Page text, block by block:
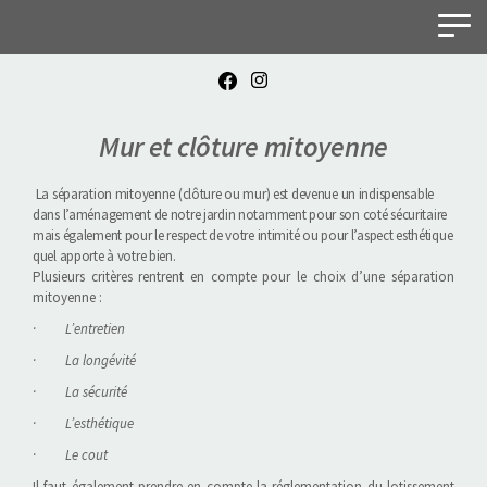
Mur et clôture mitoyenne
La séparation mitoyenne (clôture ou mur) est devenue un indispensable
dans l’aménagement de notre jardin notamment pour son coté sécuritaire
mais également pour le respect de votre intimité ou pour l’aspect esthétique
quel apporte à votre bien.
Plusieurs critères rentrent en compte pour le choix d’une séparation
mitoyenne :
· L’entretien
· La longévité
· La sécurité
· L’esthétique
· Le cout